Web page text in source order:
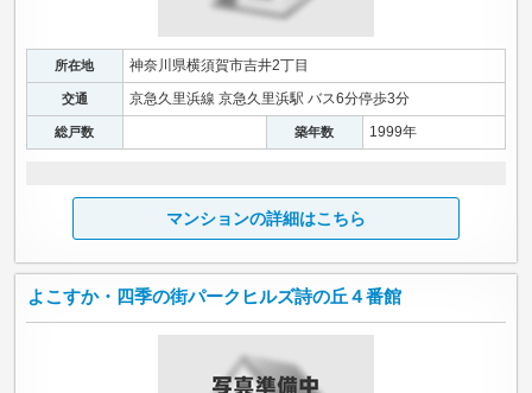
所在地 神奈川県横須賀市吉井2丁目
交通 京急久里浜線 京急久里浜駅 バス6分停歩3分
総戸数 築年数 1999年
マンションの詳細はこちら
よこすか・四季の街パークヒルズ詩の丘４番館